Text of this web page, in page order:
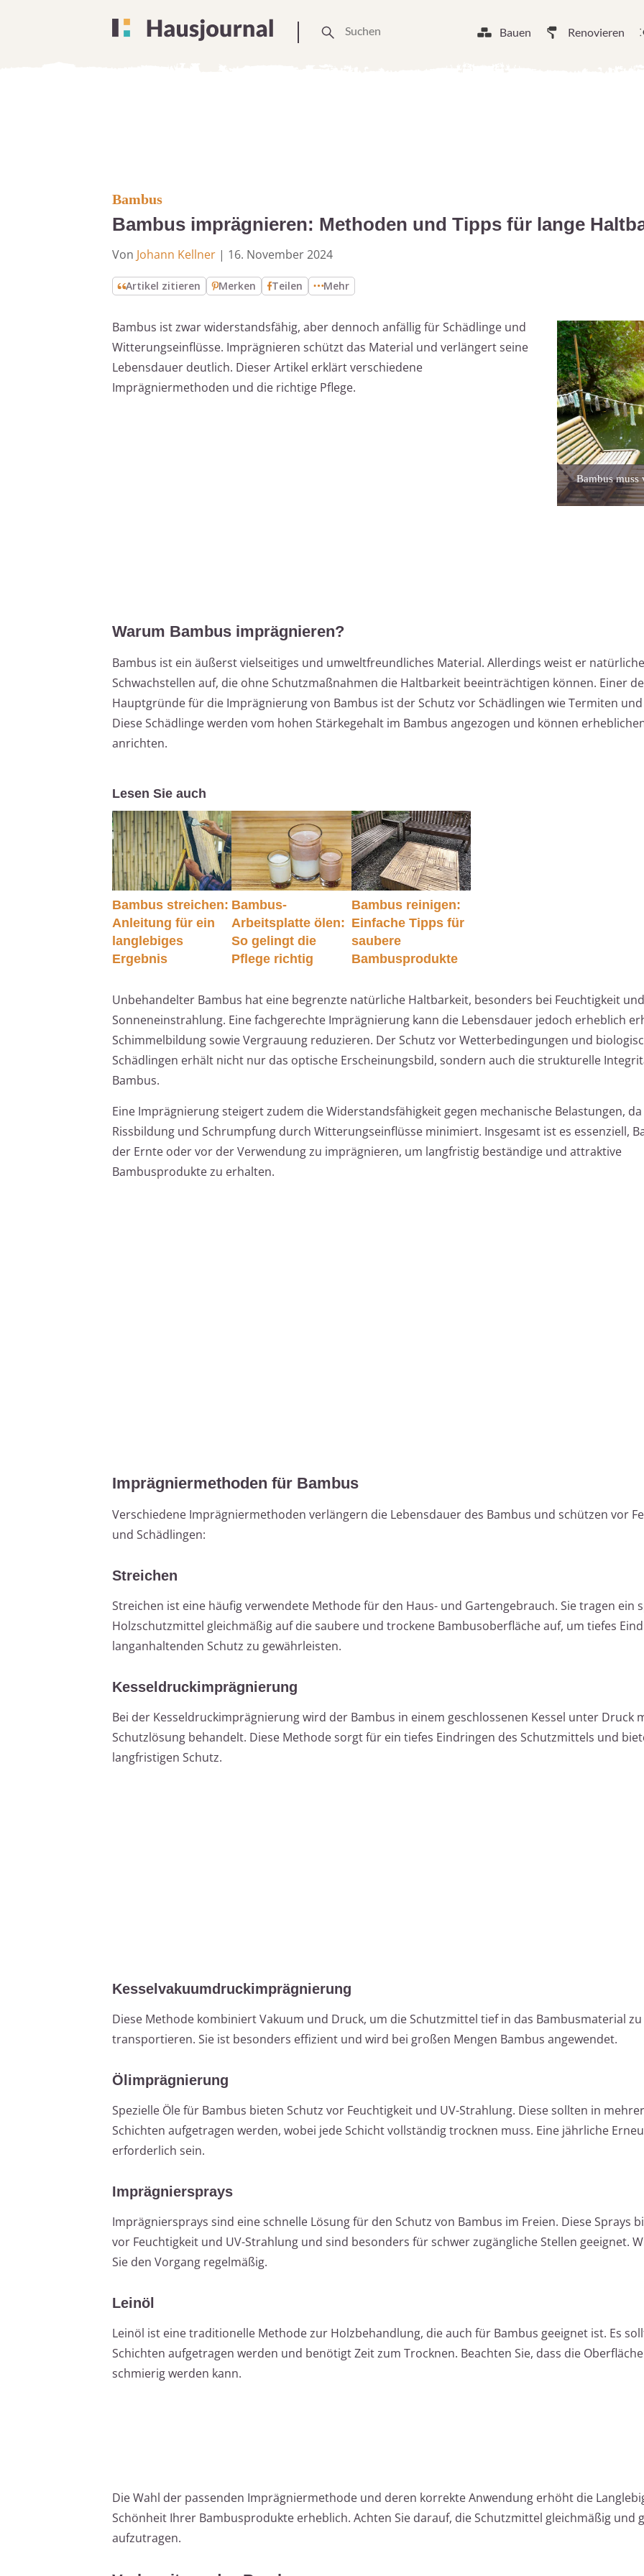
Bauen Renovieren
Bambus
Bambus imprägnieren: Methoden und Tipps für lange
Von Johann Kellner | 16. November 2024
Artikel zitieren Merken Teilen Mehr
Bambus ist zwar widerstandsfähig, aber dennoch anfällig für Schädlinge und
Witterungseinflüsse. Imprägnieren schützt das Material und verlängert seine
Lebensdauer deutlich. Dieser Artikel erklärt verschiedene
Imprägniermethoden und die richtige Pflege.
Bambus muss
Warum Bambus imprägnieren?
Bambus ist ein äußerst vielseitiges und umweltfreundliches Material. Allerdings weist er natürliche
Schwachstellen auf, die ohne Schutzmaßnahmen die Haltbarkeit beeinträchtigen können. Einer
Hauptgründe für die Imprägnierung von Bambus ist der Schutz vor Schädlingen wie Termiten
Diese Schädlinge werden vom hohen Stärkegehalt im Bambus angezogen und können
anrichten.
Lesen Sie auch
Bambus streichen:
Anleitung für ein
langlebiges
Ergebnis
Bambus-
Arbeitsplatte ölen:
So gelingt die
Pflege richtig
Bambus reinigen:
Einfache Tipps für
saubere
Bambusprodukte
Unbehandelter Bambus hat eine begrenzte natürliche Haltbarkeit, besonders bei Feuchtigkeit
Sonneneinstrahlung. Eine fachgerechte Imprägnierung kann die Lebensdauer jedoch erheblich
Schimmelbildung sowie Vergrauung reduzieren. Der Schutz vor Wetterbedingungen und
Schädlingen erhält nicht nur das optische Erscheinungsbild, sondern auch die strukturelle
Bambus.
Eine Imprägnierung steigert zudem die Widerstandsfähigkeit gegen mechanische Belastungen, da
Rissbildung und Schrumpfung durch Witterungseinflüsse minimiert. Insgesamt ist es essenziell,
der Ernte oder vor der Verwendung zu imprägnieren, um langfristig beständige und attraktive
Bambusprodukte zu erhalten.
Imprägniermethoden für Bambus
Verschiedene Imprägniermethoden verlängern die Lebensdauer des Bambus und schützen vor
und Schädlingen:
Streichen
Streichen ist eine häufig verwendete Methode für den Haus- und Gartengebrauch. Sie tragen ein
Holzschutzmittel gleichmäßig auf die saubere und trockene Bambusoberfläche auf, um tiefes
langanhaltenden Schutz zu gewährleisten.
Kesseldruckimprägnierung
Bei der Kesseldruckimprägnierung wird der Bambus in einem geschlossenen Kessel unter Druck
Schutzlösung behandelt. Diese Methode sorgt für ein tiefes Eindringen des Schutzmittels und
langfristigen Schutz.
Kesselvakuumdruckimprägnierung
Diese Methode kombiniert Vakuum und Druck, um die Schutzmittel tief in das Bambusmaterial zu
transportieren. Sie ist besonders effizient und wird bei großen Mengen Bambus angewendet.
Ölimprägnierung
Spezielle Öle für Bambus bieten Schutz vor Feuchtigkeit und UV-Strahlung. Diese sollten in
Schichten aufgetragen werden, wobei jede Schicht vollständig trocknen muss. Eine jährliche
erforderlich sein.
Imprägniersprays
Imprägniersprays sind eine schnelle Lösung für den Schutz von Bambus im Freien. Diese Sprays
vor Feuchtigkeit und UV-Strahlung und sind besonders für schwer zugängliche Stellen geeignet.
Sie den Vorgang regelmäßig.
Leinöl
Leinöl ist eine traditionelle Methode zur Holzbehandlung, die auch für Bambus geeignet ist. Es
Schichten aufgetragen werden und benötigt Zeit zum Trocknen. Beachten Sie, dass die
schmierig werden kann.
Die Wahl der passenden Imprägniermethode und deren korrekte Anwendung erhöht die
Schönheit Ihrer Bambusprodukte erheblich. Achten Sie darauf, die Schutzmittel gleichmäßig und
aufzutragen.